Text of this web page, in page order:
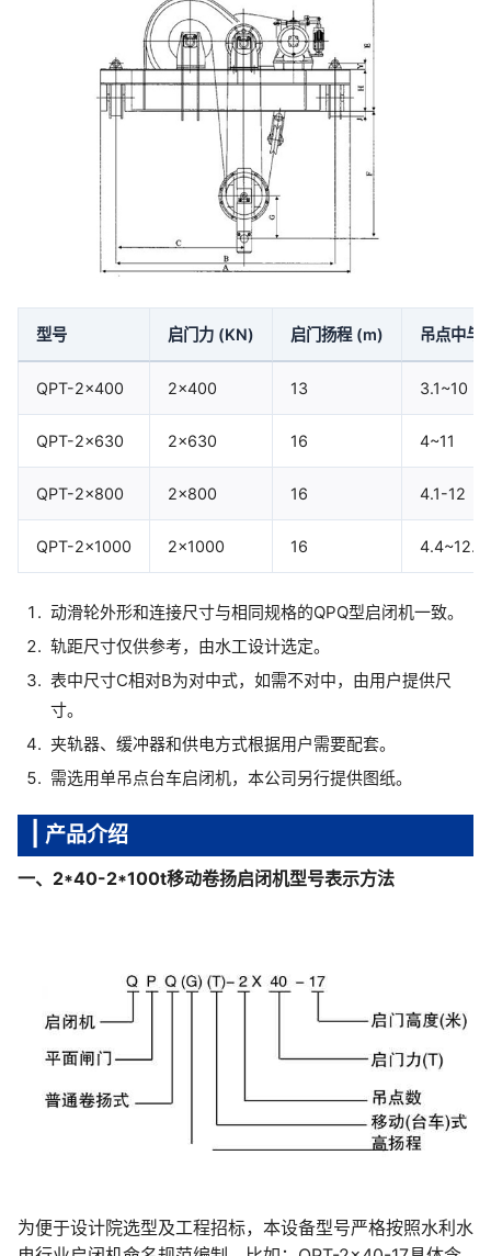
型号 启门力 (KN) 启门扬程 (m) 吊点中与
QPT-2×400 2×400 13 3.1~10
QPT-2×630 2×630 16 4~11
QPT-2×800 2×800 16 4.1-12
QPT-2×1000 2×1000 16 4.4~12.5
动滑轮外形和连接尺寸与相同规格的QPQ型启闭机一致。
轨距尺寸仅供参考，由水工设计选定。
表中尺寸C相对B为对中式，如需不对中，由用户提供尺
寸。
夹轨器、缓冲器和供电方式根据用户需要配套。
需选用单吊点台车启闭机，本公司另行提供图纸。
产品介绍
一、2*40-2*100t移动卷扬启闭机型号表示方法
为便于设计院选型及工程招标，本设备型号严格按照水利水